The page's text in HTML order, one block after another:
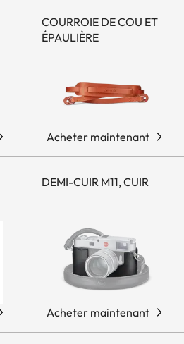
COURROIE DE COU ET
ÉPAULIÈRE
Acheter maintenant
DEMI-CUIR M11, CUIR
Acheter maintenant